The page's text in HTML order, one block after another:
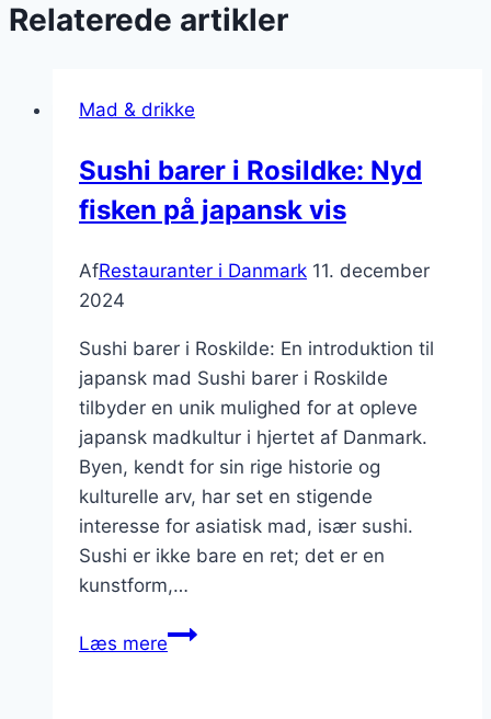
Relaterede artikler
Mad & drikke
Sushi barer i Rosildke: Nyd
fisken på japansk vis
AfRestauranter i Danmark 11. december
2024
Sushi barer i Roskilde: En introduktion til
japansk mad Sushi barer i Roskilde
tilbyder en unik mulighed for at opleve
japansk madkultur i hjertet af Danmark.
Byen, kendt for sin rige historie og
kulturelle arv, har set en stigende
interesse for asiatisk mad, især sushi.
Sushi er ikke bare en ret; det er en
kunstform,…
Læs mereSushi